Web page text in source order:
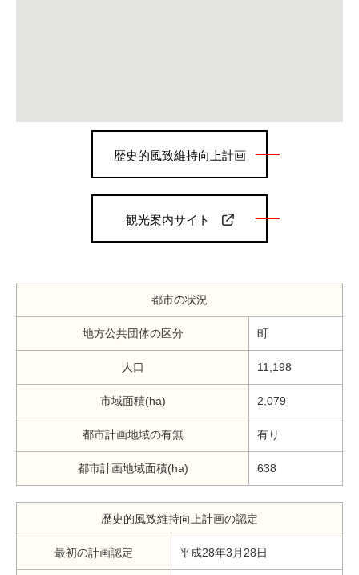
歴史的風致維持向上計画
観光案内サイト
都市の状況
地方公共団体の区分 町
人口 11,198
市域面積(ha) 2,079
都市計画地域の有無 有り
都市計画地域面積(ha) 638
歴史的風致維持向上計画の認定
最初の計画認定 平成28年3月28日